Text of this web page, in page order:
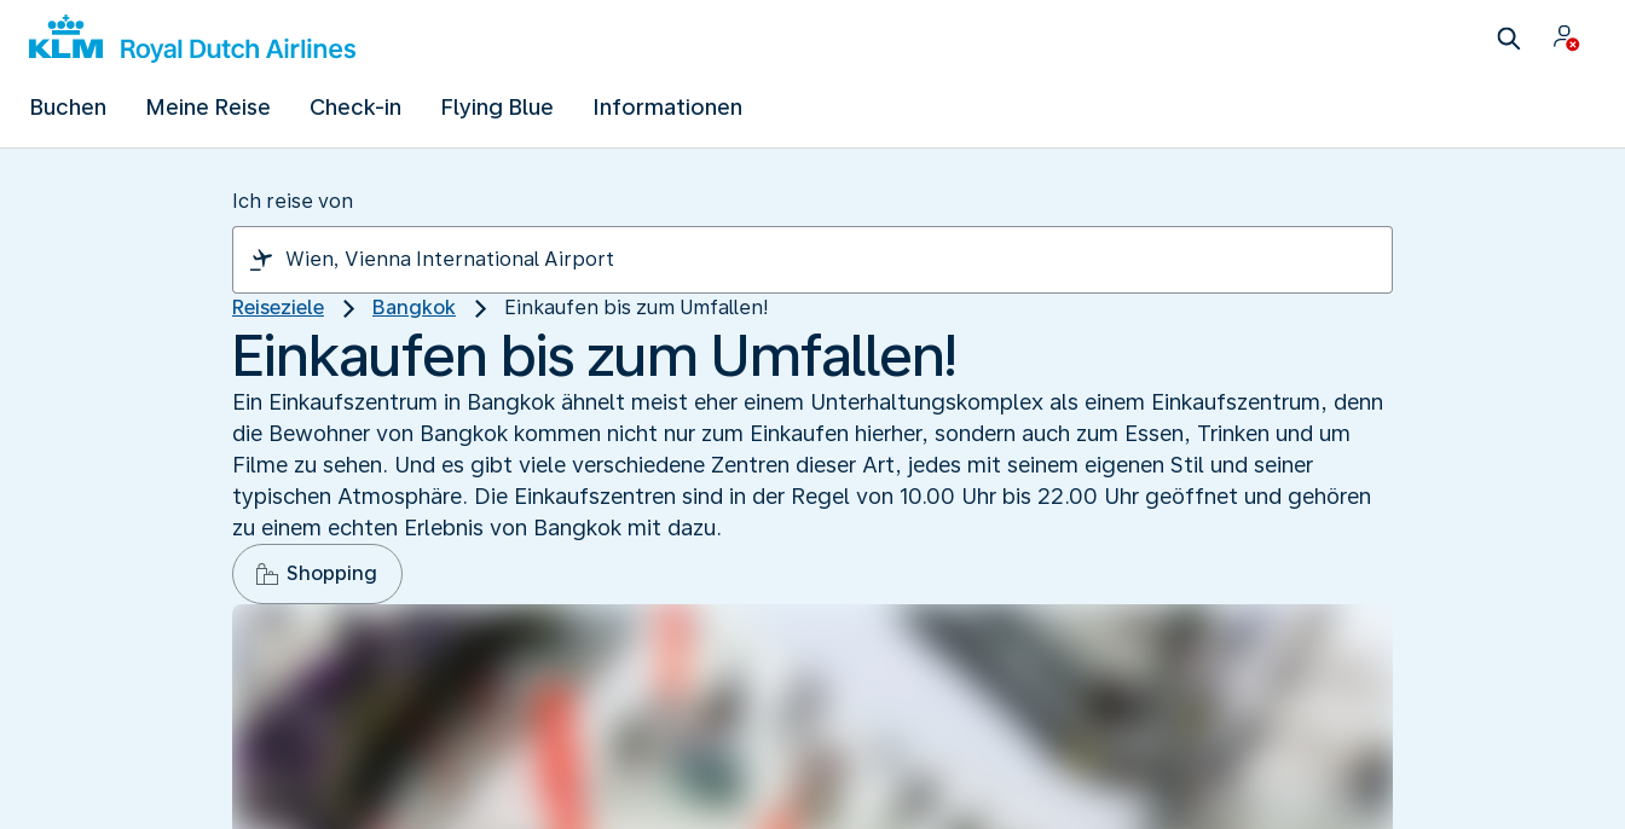
Buchen Meine Reise Check-in Flying Blue Informationen
Ich reise von
Reiseziele Bangkok Einkaufen bis zum Umfallen!
Einkaufen bis zum Umfallen!
Ein Einkaufszentrum in Bangkok ähnelt meist eher einem Unterhaltungskomplex als einem Einkaufszentrum, denn
die Bewohner von Bangkok kommen nicht nur zum Einkaufen hierher, sondern auch zum Essen, Trinken und um
Filme zu sehen. Und es gibt viele verschiedene Zentren dieser Art, jedes mit seinem eigenen Stil und seiner
typischen Atmosphäre. Die Einkaufszentren sind in der Regel von 10.00 Uhr bis 22.00 Uhr geöffnet und gehören
zu einem echten Erlebnis von Bangkok mit dazu.
Shopping